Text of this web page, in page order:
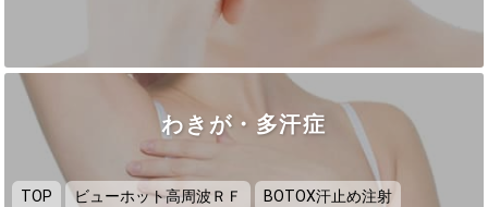
わきが・多汗症
TOP ビューホット高周波ＲＦ
BOTOX汗止め注射